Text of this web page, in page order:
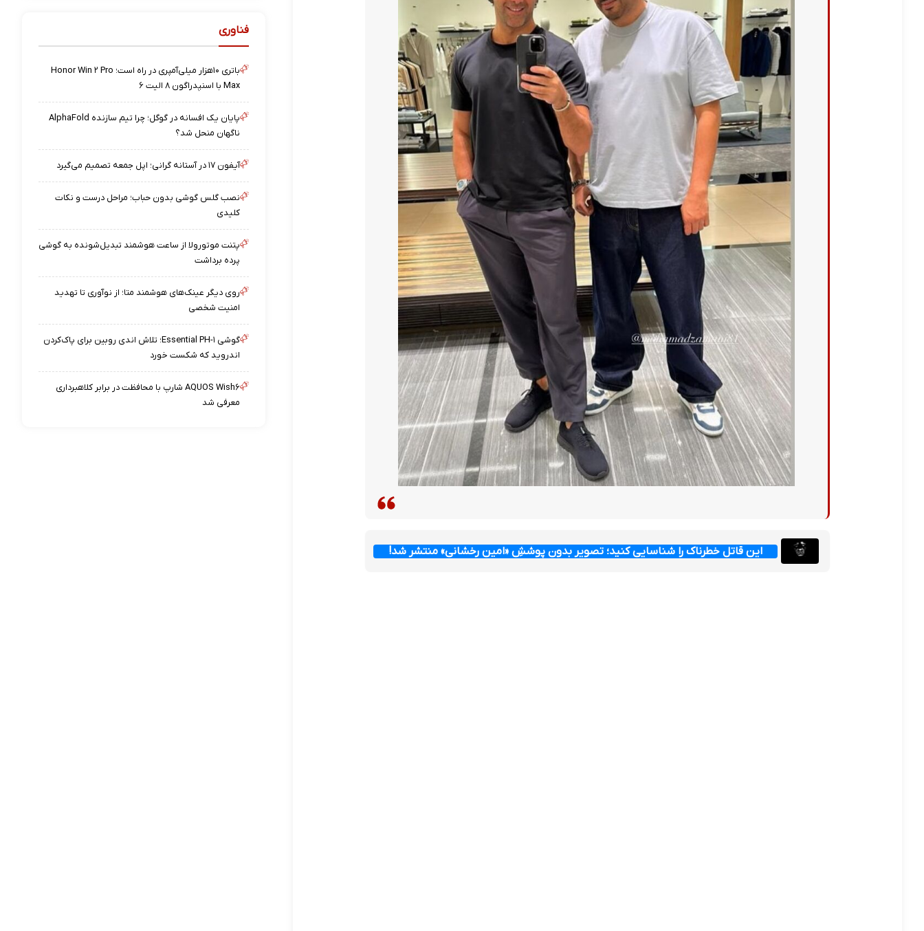
این قاتل خطرناک را شناسایی کنید؛ تصویر بدون پوششِ «امین رخشانی» منتشر شد!
فناوری
باتری ۱۰هزار میلی‌آمپری در راه است؛ Honor Win ۲ Pro
Max با اسنپدراگون ۸ الیت ۶
پایان یک افسانه در گوگل؛ چرا تیم سازنده AlphaFold
ناگهان منحل شد؟
آیفون ۱۷ در آستانه گرانی؛ اپل جمعه تصمیم می‌گیرد
نصب گلس گوشی بدون حباب؛ مراحل درست و نکات
کلیدی
پتنت موتورولا از ساعت هوشمند تبدیل‌شونده به گوشی
پرده برداشت
روی دیگر عینک‌های هوشمند متا؛ از نوآوری تا تهدید
امنیت شخصی
گوشی Essential PH-۱؛ تلاش اندی روبین برای پاک‌کردن
اندروید که شکست خورد
AQUOS Wish۶ شارپ با محافظت در برابر کلاهبرداری
معرفی شد